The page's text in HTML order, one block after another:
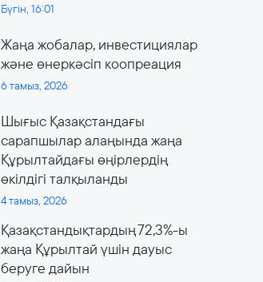
Бүгін, 16:01
Жаңа жобалар, инвестициялар
және өнеркәсіп коопреация
6 тамыз, 2026
Шығыс Қазақстандағы
сарапшылар алаңында жаңа
Құрылтайдағы өңірлердің
өкілдігі талқыланды
4 тамыз, 2026
Қазақстандықтардың 72,3%-ы
жаңа Құрылтай үшін дауыс
беруге дайын